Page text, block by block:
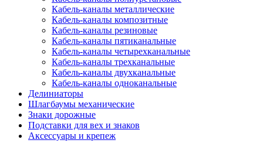
Кабель-каналы металлические
Кабель-каналы композитные
Кабель-каналы резиновые
Кабель-каналы пятиканальные
Кабель-каналы четырехканальные
Кабель-каналы трехканальные
Кабель-каналы двухканальные
Кабель-каналы одноканальные
Делиниаторы
Шлагбаумы механические
Знаки дорожные
Подставки для вех и знаков
Аксессуары и крепеж